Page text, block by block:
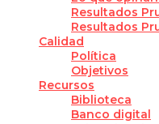
Resultados
Resultados
Calidad
Política
Objetivos
Recursos
Biblioteca
Banco digital